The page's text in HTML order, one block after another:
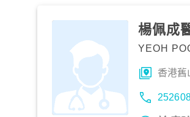
楊佩成
YEOH
香港舊